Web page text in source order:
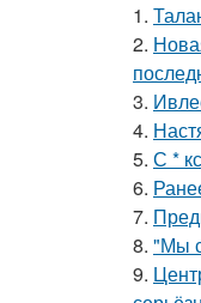
1.
2.
3.
4.
5. С *
6.
7.
8. "Мы
9.